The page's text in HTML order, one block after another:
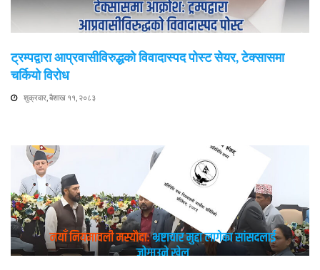
ट्रम्पद्वारा आप्रवासीविरुद्धको विवादास्पद पोस्ट सेयर, टेक्सासमा
चर्कियो विरोध
शुक्रवार, बैशाख ११, २०८३